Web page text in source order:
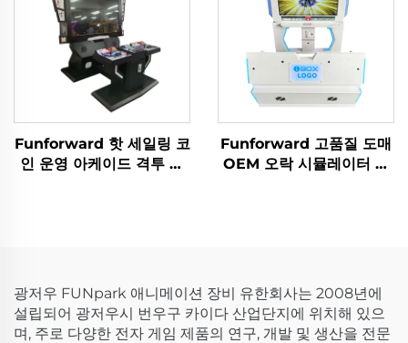
Funforward 핫 세일링 코
인 운영 아케이드 격투 게
Funforward 고품질 도매
OEM 오락 시뮬레이터 아
광저우 FUNpark 애니메이션 장비 유한회사는 2008년에
설립되어 광저우시 번우구 카이다 산업단지에 위치해 있으
며, 주로 다양한 전자 게임 제품의 연구, 개발 및 생산을 전문